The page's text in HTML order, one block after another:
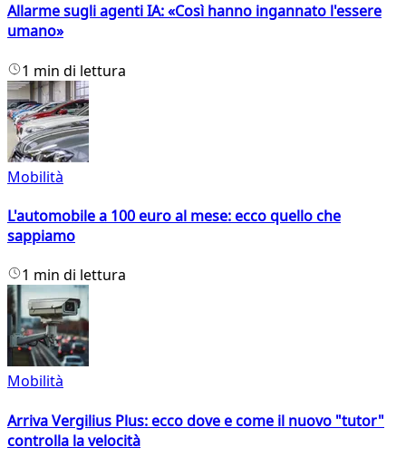
Allarme sugli agenti IA: «Così hanno ingannato l'essere
umano»
1 min di lettura
Mobilità
L'automobile a 100 euro al mese: ecco quello che
sappiamo
1 min di lettura
Mobilità
Arriva Vergilius Plus: ecco dove e come il nuovo "tutor"
controlla la velocità